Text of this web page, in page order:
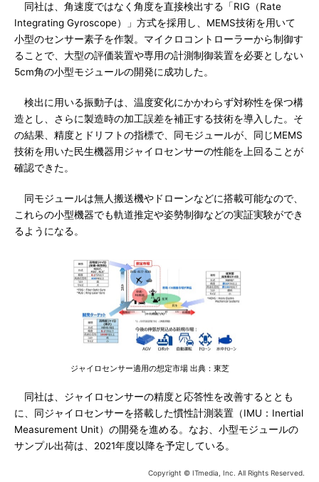
同社は、角速度ではなく角度を直接検出する「RIG（Rate
Integrating Gyroscope）」方式を採用し、MEMS技術を用いて
小型のセンサー素子を作製。マイクロコントローラーから制御す
ることで、大型の評価装置や専用の計測制御装置を必要としない
5cm角の小型モジュールの開発に成功した。
検出に用いる振動子は、温度変化にかかわらず対称性を保つ構
造とし、さらに製造時の加工誤差を補正する技術を導入した。そ
の結果、精度とドリフトの指標で、同モジュールが、同じMEMS
技術を用いた民生機器用ジャイロセンサーの性能を上回ることが
確認できた。
同モジュールは無人搬送機やドローンなどに搭載可能なので、
これらの小型機器でも軌道推定や姿勢制御などの実証実験ができ
るようになる。
ジャイロセンサー適用の想定市場 出典：東芝
同社は、ジャイロセンサーの精度と応答性を改善するととも
に、同ジャイロセンサーを搭載した慣性計測装置（IMU：Inertial
Measurement Unit）の開発を進める。なお、小型モジュールの
サンプル出荷は、2021年度以降を予定している。
Copyright © ITmedia, Inc. All Rights Reserved.